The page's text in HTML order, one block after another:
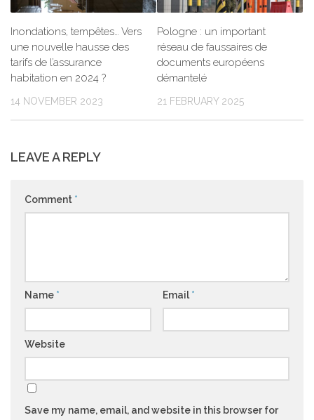
Inondations, tempêtes… Vers
une nouvelle hausse des
tarifs de l’assurance
habitation en 2024 ?
14 NOVEMBER 2023
Pologne : un important
réseau de faussaires de
documents européens
démantelé
21 FEBRUARY 2025
LEAVE A REPLY
Comment *
Name * Email *
Website
Save my name, email, and website in this browser for